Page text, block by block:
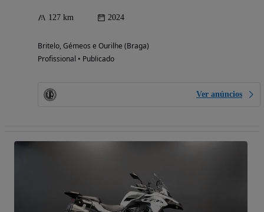
127 km 2024
Britelo, Gémeos e Ourilhe (Braga)
Profissional • Publicado
Ver anúncios